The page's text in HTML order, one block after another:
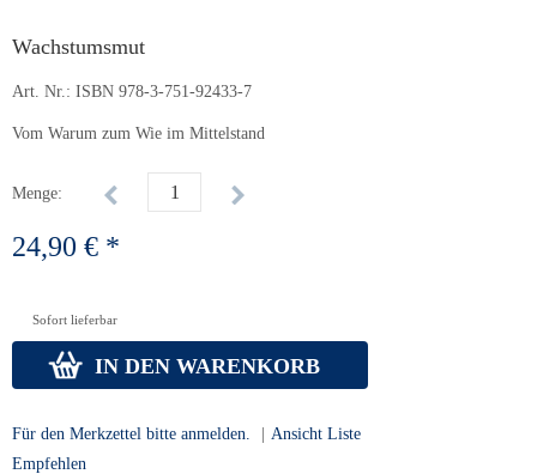
Wachstumsmut
Art. Nr.: ISBN 978-3-751-92433-7
Vom Warum zum Wie im Mittelstand
Menge:
24,90 € *
Sofort lieferbar
IN DEN WARENKORB
Für den Merkzettel bitte anmelden.
Ansicht Liste
Empfehlen